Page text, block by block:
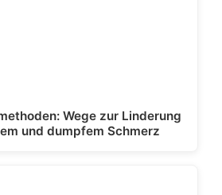
Wege zur Linderung
und dumpfem Schmerz